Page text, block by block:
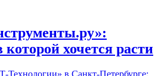
которой хочется расти